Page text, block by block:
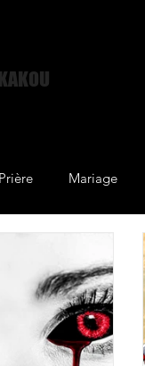
Prière Mariage